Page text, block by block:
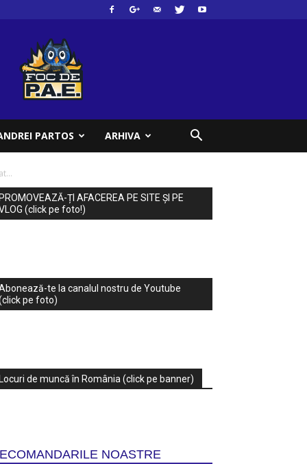
PARTOS ARHIVA
PROMOVEAZĂ-ȚI AFACEREA PE SITE ȘI PE
(click pe foto!)
te la canalul nostru de Youtube
pe foto)
Locuri de muncă în România (click pe banner)
NOASTRE